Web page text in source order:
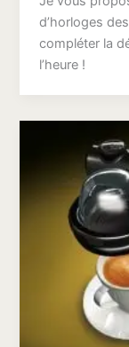
d’horloges
compléter la
l’heure !